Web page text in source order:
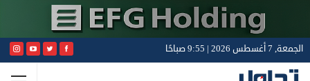
الجمعة, 7 أغسطس 2026 | 9:55 صباحًا